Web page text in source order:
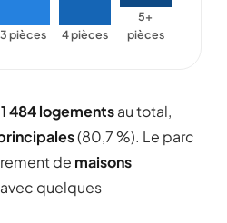
3 pièces 4 pièces
5+
pièces
1 484 logementsau total,
(80,7 %). Le parc
de maisons
avec quelques